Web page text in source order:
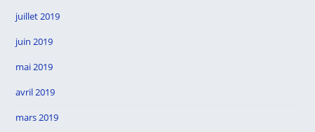
juillet 2019
juin 2019
mai 2019
avril 2019
mars 2019